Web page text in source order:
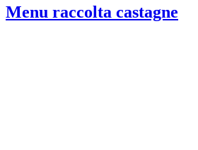
Menu raccolta castagne